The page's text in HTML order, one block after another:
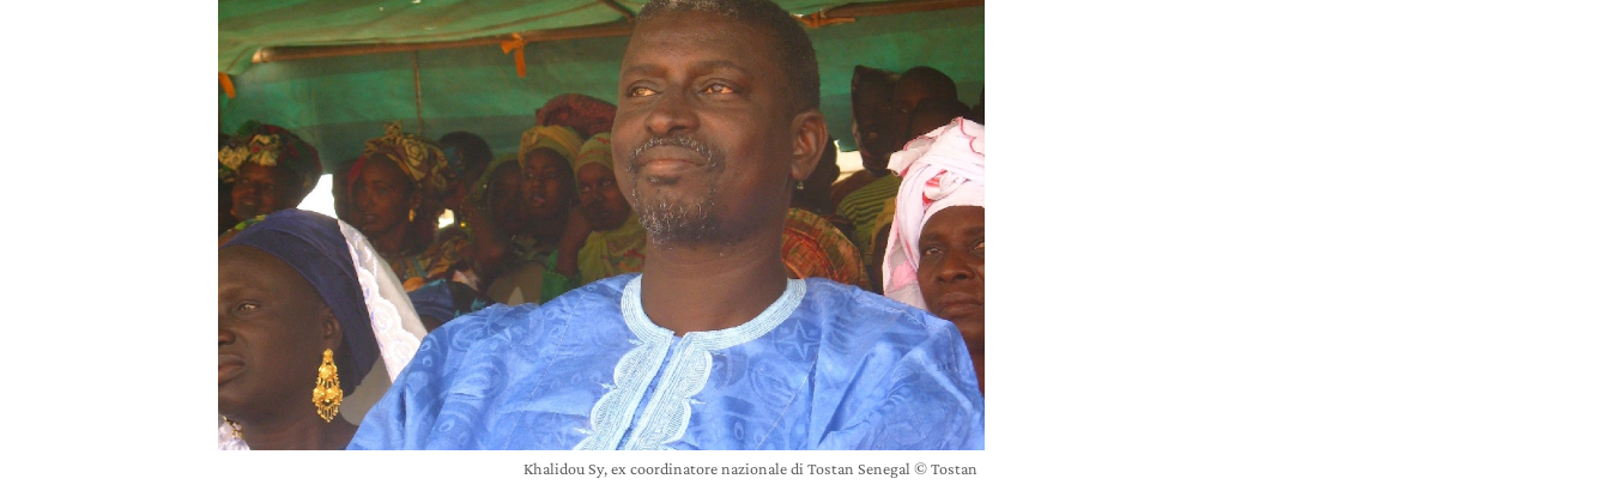
Khalidou Sy, ex coordinatore nazionale di Tostan Senegal © Tostan